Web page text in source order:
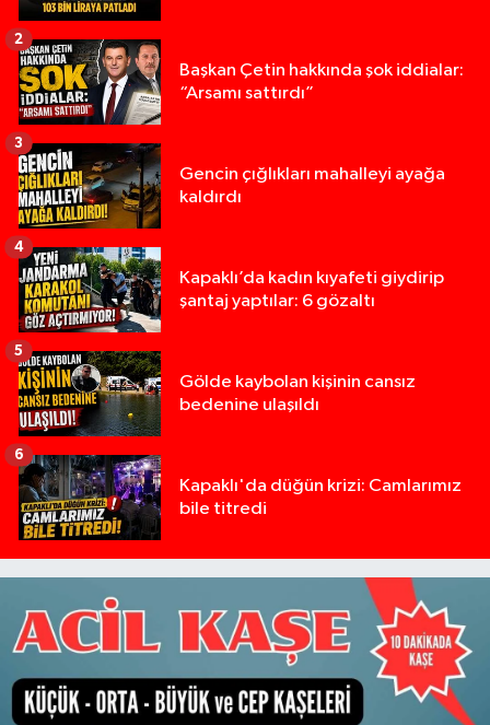
Başkan Çetin hakkında şok iddialar:
“Arsamı sattırdı”
2
Gencin çığlıkları mahalleyi ayağa
kaldırdı
3
Kapaklı’da kadın kıyafeti giydirip
şantaj yaptılar: 6 gözaltı
4
Gölde kaybolan kişinin cansız
bedenine ulaşıldı
5
Kapaklı'da düğün krizi: Camlarımız
bile titredi
6